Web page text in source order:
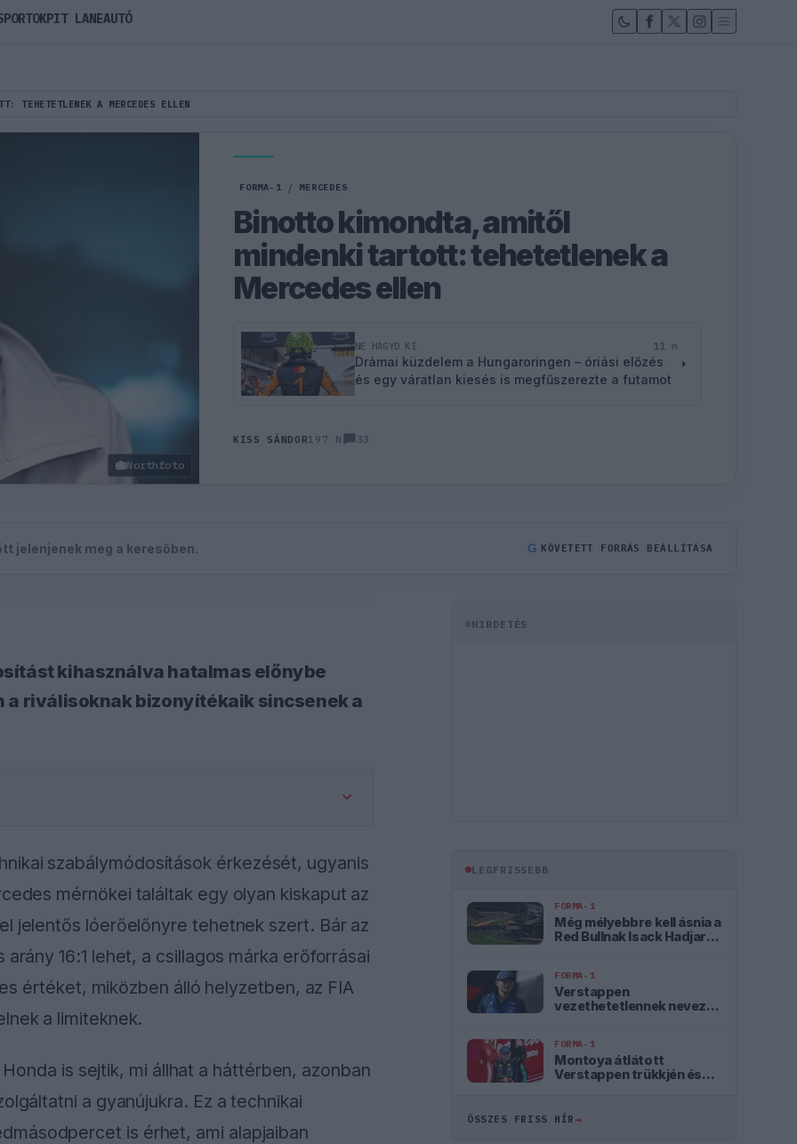
TEHETETLENEK A MERCEDES ELLEN
Northfoto
FORMA-1 / MERCEDES
Binotto kimondta, amitől
mindenki tartott: tehetetlenek a
Mercedes ellen
NE HAGYD KI 11 n
Drámai küzdelem a Hungaroringen – óriási előzés
és egy váratlan kiesés is megfűszerezte a futamot
KISS SÁNDOR197 N 33
jelenjenek meg a keresőben. G KÖVETETT FORRÁS BEÁLLÍTÁSA
kihasználva hatalmas előnybe
riválisoknak bizonyítékaik sincsenek a
szabálymódosítások érkezését, ugyanis
mérnökei találtak egy olyan kiskaput az
jelentős lóerőelőnyre tehetnek szert. Bár az
16:1 lehet, a csillagos márka erőforrásai
értéket, miközben álló helyzetben, az FIA
a limiteknek.
is sejtik, mi állhat a háttérben, azonban
a gyanújukra. Ez a technikai
is érhet, ami alapjaiban
HIRDETÉS
LEGFRISSEBB
FORMA-1
Még mélyebbre kell ásnia a
Red Bullnak Isack Hadjar
FORMA-1
Verstappen
vezethetetlennek nevezte
FORMA-1
Montoya átlátott
Verstappen trükkjén és
ÖSSZES FRISS HÍR→
PIT LANEAUTÓ